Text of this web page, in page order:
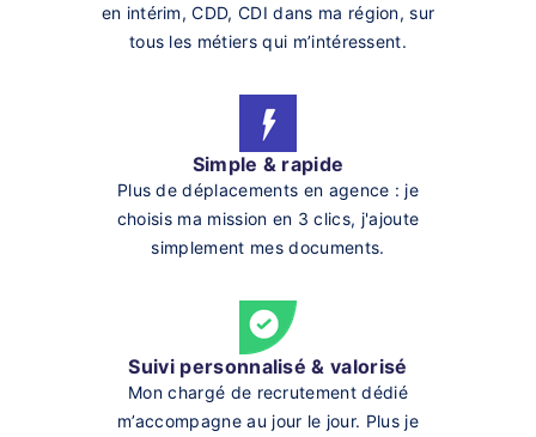
en intérim, CDD, CDI dans ma région, sur
tous les métiers qui m’intéressent.
Simple & rapide
Plus de déplacements en agence : je
choisis ma mission en 3 clics, j'ajoute
simplement mes documents.
Suivi personnalisé & valorisé
Mon chargé de recrutement dédié
m’accompagne au jour le jour. Plus je